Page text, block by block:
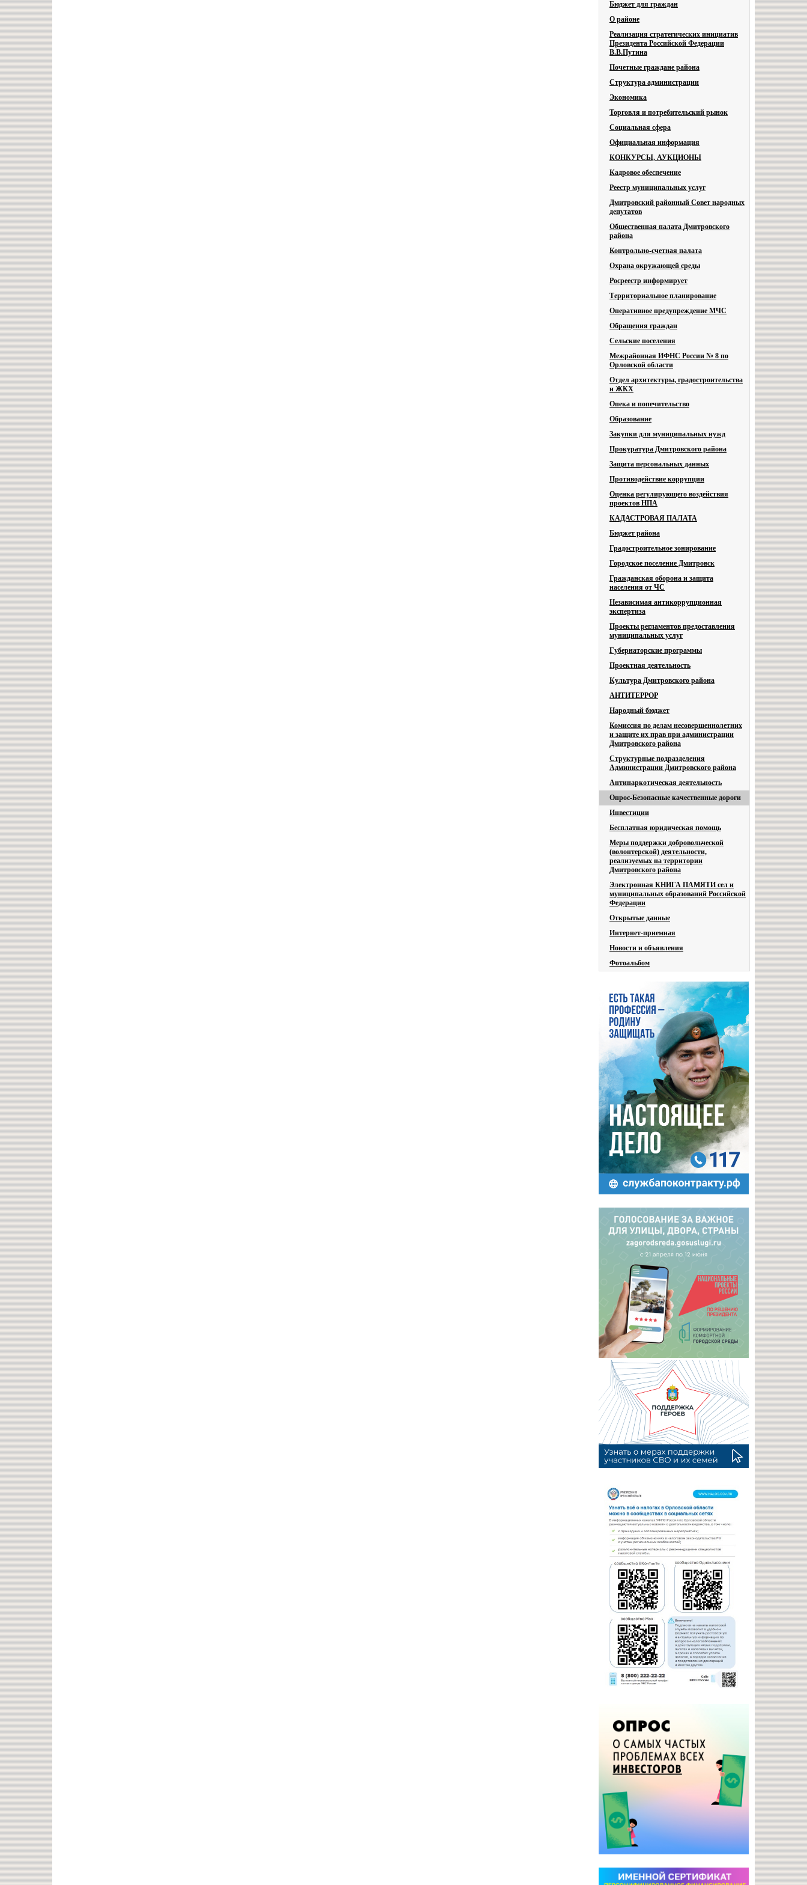
Бюджет для граждан
О районе
Реализация стратегических инициатив
Президента Российской Федерации
В.В.Путина
Почетные граждане района
Структура администрации
Экономика
Торговля и потребительский рынок
Социальная сфера
Официальная информация
КОНКУРСЫ, АУКЦИОНЫ
Кадровое обеспечение
Реестр муниципальных услуг
Дмитровский районный Совет народных
депутатов
Общественная палата Дмитровского
района
Контрольно-счетная палата
Охрана окружающей среды
Росреестр информирует
Территориальное планирование
Оперативное предупреждение МЧС
Обращения граждан
Сельские поселения
Межрайонная ИФНС России № 8 по
Орловской области
Отдел архитектуры, градостроительства
и ЖКХ
Опека и попечительство
Образование
Закупки для муниципальных нужд
Прокуратура Дмитровского района
Защита персональных данных
Противодействие коррупции
Оценка регулирующего воздействия
проектов НПА
КАДАСТРОВАЯ ПАЛАТА
Бюджет района
Градостроительное зонирование
Городское поселение Дмитровск
Гражданская оборона и защита
населения от ЧС
Независимая антикоррупционная
экспертиза
Проекты регламентов предоставления
муниципальных услуг
Губернаторские программы
Проектная деятельность
Культура Дмитровского района
АНТИТЕРРОР
Народный бюджет
Комиссия по делам несовершеннолетних
и защите их прав при администрации
Дмитровского района
Структурные подразделения
Администрации Дмитровского района
Антинаркотическая деятельность
Опрос-Безопасные качественные дороги
Инвестиции
Бесплатная юридическая помощь
Меры поддержки добровольческой
(волонтерской) деятельности,
реализуемых на территории
Дмитровского района
Электронная КНИГА ПАМЯТИ сел и
муниципальных образований Российской
Федерации
Открытые данные
Интернет-приемная
Новости и объявления
Фотоальбом